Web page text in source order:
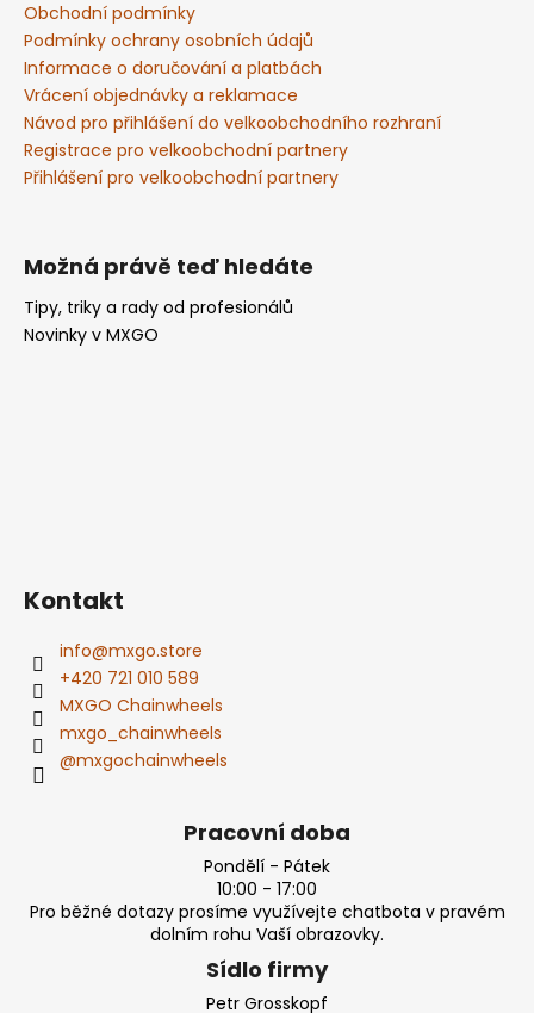
Obchodní podmínky
Podmínky ochrany osobních údajů
Informace o doručování a platbách
Vrácení objednávky a reklamace
Návod pro přihlášení do velkoobchodního rozhraní
Registrace pro velkoobchodní partnery
Přihlášení pro velkoobchodní partnery
Možná právě teď hledáte
Tipy, triky a rady od profesionálů
Novinky v MXGO
Kontakt
info@mxgo.store
+420 721 010 589
MXGO Chainwheels
mxgo_chainwheels
@mxgochainwheels
Pracovní doba
Pondělí - Pátek
10:00 - 17:00
Pro běžné dotazy prosíme využívejte chatbota v pravém
dolním rohu Vaší obrazovky.
Sídlo firmy
Petr Grosskopf